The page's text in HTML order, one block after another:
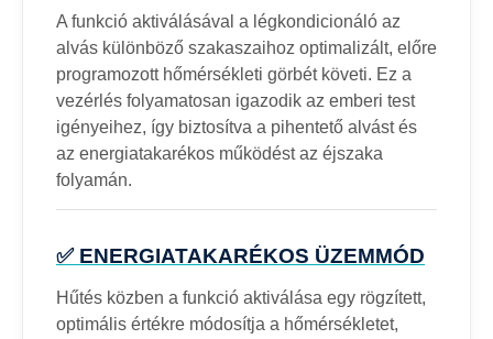
A funkció aktiválásával a légkondicionáló az
alvás különböző szakaszaihoz optimalizált, előre
programozott hőmérsékleti görbét követi. Ez a
vezérlés folyamatosan igazodik az emberi test
igényeihez, így biztosítva a pihentető alvást és
az energiatakarékos működést az éjszaka
folyamán.
✅ ENERGIATAKARÉKOS ÜZEMMÓD
Hűtés közben a funkció aktiválása egy rögzített,
optimális értékre módosítja a hőmérsékletet,